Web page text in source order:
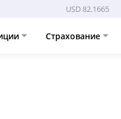
USD 82.1665
Страхование